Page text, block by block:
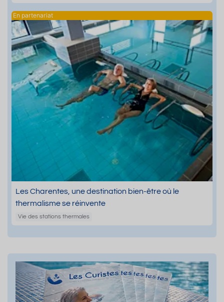
Les Charentes, une destination bien-être où le
thermalisme se réinvente
Vie des stations thermales